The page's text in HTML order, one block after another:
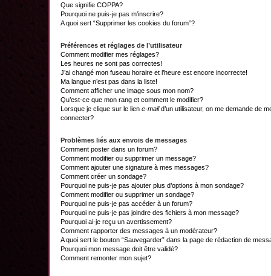
Que signifie COPPA?
Pourquoi ne puis-je pas m’inscrire?
A quoi sert “Supprimer les cookies du forum”?
Préférences et réglages de l’utilisateur
Comment modifier mes réglages?
Les heures ne sont pas correctes!
J’ai changé mon fuseau horaire et l’heure est encore incorrecte!
Ma langue n’est pas dans la liste!
Comment afficher une image sous mon nom?
Qu’est-ce que mon rang et comment le modifier?
Lorsque je clique sur le lien e-maild’un utilisateur, on me demande de
connecter?
Problèmes liés aux envois de messages
Comment poster dans un forum?
Comment modifier ou supprimer un message?
Comment ajouter une signature à mes messages?
Comment créer un sondage?
Pourquoi ne puis-je pas ajouter plus d’options à mon sondage?
Comment modifier ou supprimer un sondage?
Pourquoi ne puis-je pas accéder à un forum?
Pourquoi ne puis-je pas joindre des fichiers à mon message?
Pourquoi ai-je reçu un avertissement?
Comment rapporter des messages à un modérateur?
A quoi sert le bouton “Sauvegarder” dans la page de rédaction de
Pourquoi mon message doit être validé?
Comment remonter mon sujet?